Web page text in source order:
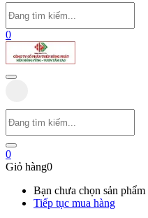
0
0
Giỏ hàng0
Bạn chưa chọn sản phẩm
Tiếp tục mua hàng